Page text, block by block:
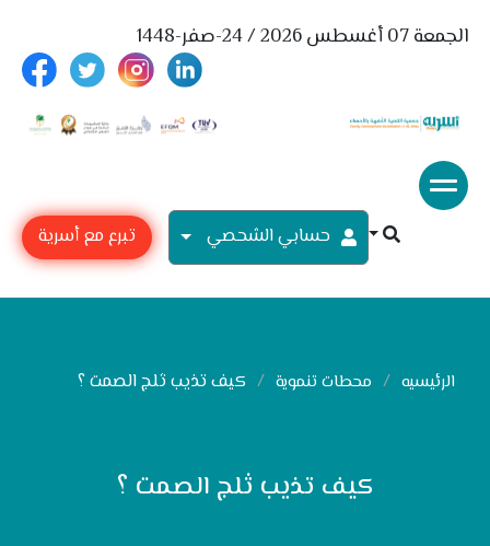
الجمعة 07 أغسطس 2026 / 24-صفر-1448
حسابي الشحصي تبرع مع أسرية
الرئيسيه محطات تنموية كيف تذيب ثلج الصمت ؟
كيف تذيب ثلج الصمت ؟